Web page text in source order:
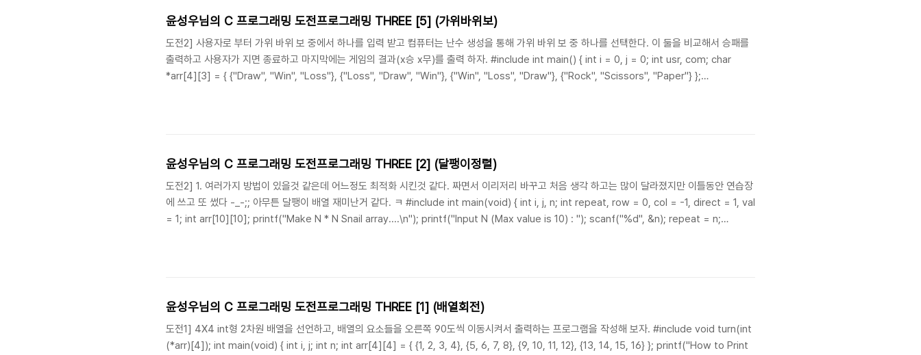
윤성우님의 C 프로그래밍 도전프로그래밍 THREE [5] (가위바위보)
도전2] 사용자로 부터 가위 바위 보 중에서 하나를 입력 받고 컴퓨터는 난수 생성을 통해 가위 바위 보 중 하나를 선택한다. 이 둘을 비교해서 승패를
출력하고 사용자가 지면 종료하고 마지막에는 게임의 결과(x승 x무)를 출력 하자. #include int main() { int i = 0, j = 0; int usr, com; char
*arr[4][3] = { {"Draw", "Win", "Loss"}, {"Loss", "Draw", "Win"}, {"Win", "Loss", "Draw"}, {"Rock", "Scissors", "Paper"} };
윤성우님의 C 프로그래밍 도전프로그래밍 THREE [2] (달팽이정렬)
도전2] 1. 여러가지 방법이 있을것 같은데 어느정도 최적화 시킨것 같다. 짜면서 이리저리 바꾸고 처음 생각 하고는 많이 달라졌지만 이틀동안 연습장
에 쓰고 또 썼다 -_-;; 아무튼 달팽이 배열 재미난거 같다. ㅋ #include int main(void) { int i, j, n; int repeat, row = 0, col = -1, direct = 1, val
= 1; int arr[10][10]; printf("Make N * N Snail array....\n"); printf("Input N (Max value is 10) : "); scanf("%d", &n); repeat = n;
윤성우님의 C 프로그래밍 도전프로그래밍 THREE [1] (배열회전)
도전1] 4X4 int형 2차원 배열을 선언하고, 배열의 요소들을 오른쪽 90도씩 이동시켜서 출력하는 프로그램을 작성해 보자. #include void turn(int
(*arr)[4]); int main(void) { int i, j; int n; int arr[4][4] = { {1, 2, 3, 4}, {5, 6, 7, 8}, {9, 10, 11, 12}, {13, 14, 15, 16} }; printf("How to Print